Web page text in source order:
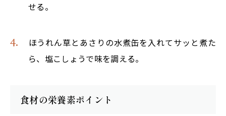
せる。
ほうれん草とあさりの水煮缶を入れてサッと煮た
ら、塩こしょうで味を調える。
食材の栄養素ポイント